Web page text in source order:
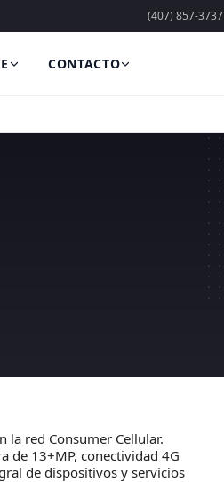
(407) 857-3737
CONTACTO
la red Consumer Cellular.
de 13+MP, conectividad 4G
de dispositivos y servicios